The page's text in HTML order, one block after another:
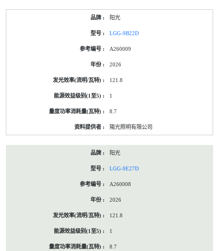
阳光
LGG-9B22D
A260009
2026
121.8
1
8.7
陽光照明有限公司
阳光
LGG-9E27D
A260008
2026
121.8
1
8.7